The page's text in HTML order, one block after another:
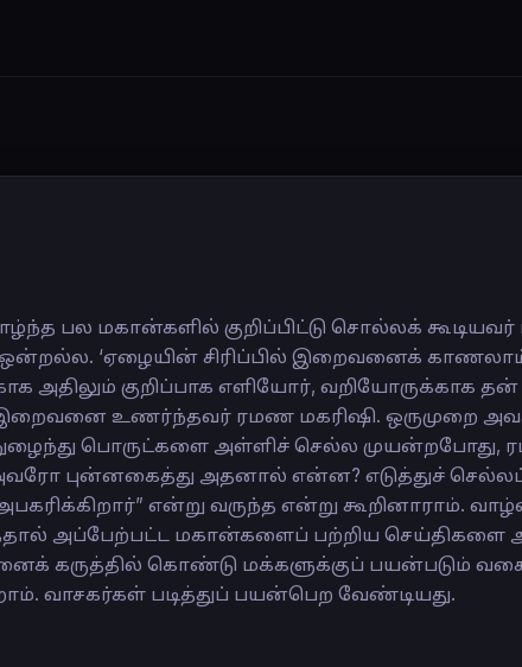
பல மகான்களில் குறிப்பிட்டு சொல்லக்
‘ஏழையின் சிரிப்பில் இறைவனைக்
அதிலும் குறிப்பாக எளியோர், வறியோருக்காக
இறைவனை உணர்ந்தவர் ரமண மகரிஷி. ஒருமுறை
நுழைந்து பொருட்களை அள்ளிச் செல்ல முயன்றபோது,
புன்னகைத்து அதனால் என்ன? எடுத்துச்
என்று வருந்த என்று கூறினாராம்.
அப்பேற்பட்ட மகான்களைப் பற்றிய செய்திகளை
கருத்தில் கொண்டு மக்களுக்குப் பயன்படும்
வாசகர்கள் படித்துப் பயன்பெற வேண்டியது.